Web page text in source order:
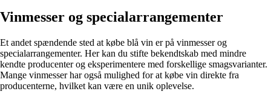
Vinmesser og specialarrangementer
Et andet spændende sted at købe blå vin er på vinmesser og
specialarrangementer. Her kan du stifte bekendtskab med mindre
kendte producenter og eksperimentere med forskellige smagsvarianter.
Mange vinmesser har også mulighed for at købe vin direkte fra
producenterne, hvilket kan være en unik oplevelse.